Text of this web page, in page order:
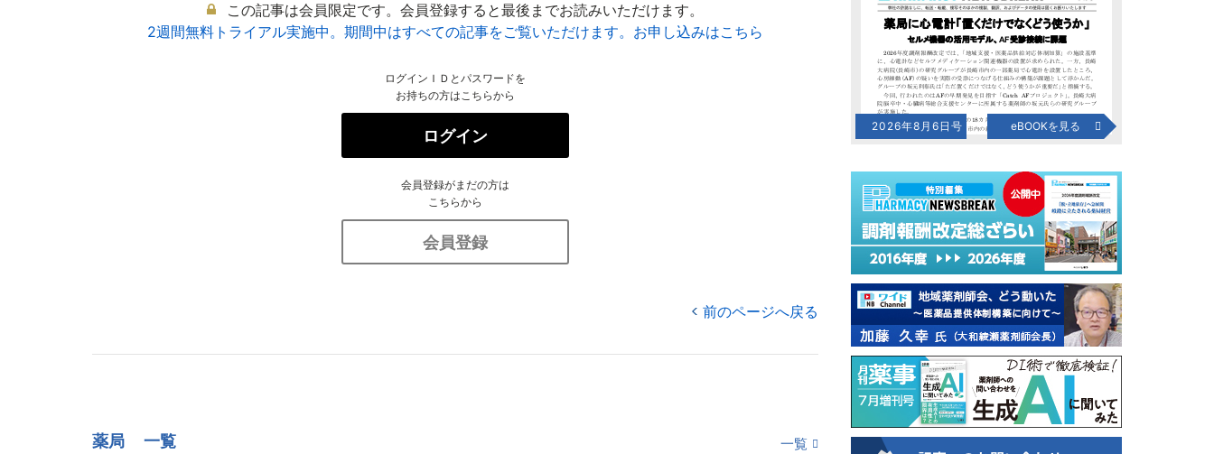
この記事は会員限定です。会員登録すると最後までお読みいただけます。
2週間無料トライアル実施中。期間中はすべての記事をご覧いただけます。お申し込みはこちら
ログインＩＤとパスワードを
お持ちの方はこちらから
ログイン
会員登録がまだの方は
こちらから
会員登録
前のページへ戻る
薬局 一覧 一覧
2026年8月6日号 eBOOKを見る